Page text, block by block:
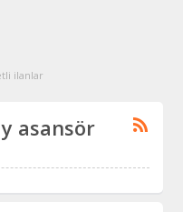
ilanlar
asansör